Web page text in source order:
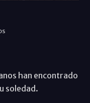
han encontrado
soledad.